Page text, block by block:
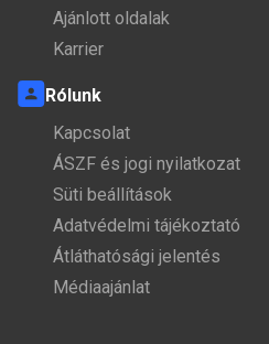
Ajánlott oldalak
Karrier
Rólunk
Kapcsolat
ÁSZF és jogi nyilatkozat
Süti beállítások
Adatvédelmi tájékoztató
Átláthatósági jelentés
Médiaajánlat